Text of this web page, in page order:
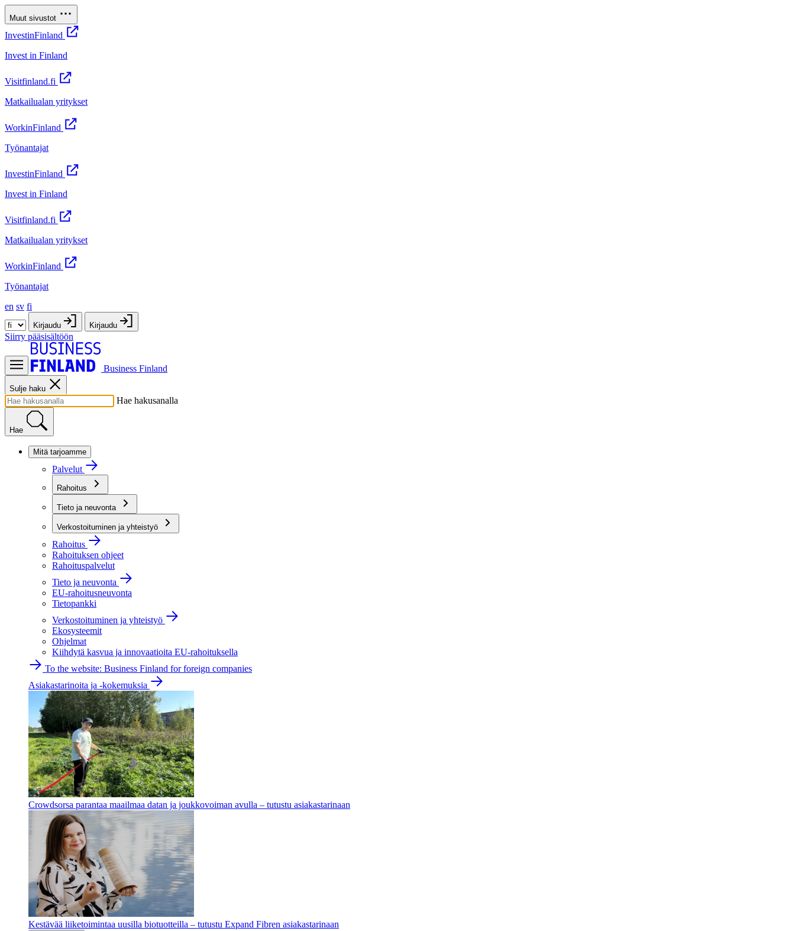
Muut sivustot
InvestinFinland
Invest in Finland
Visitfinland.fi
Matkailualan yritykset
WorkinFinland
Työnantajat
InvestinFinland
Invest in Finland
Visitfinland.fi
Matkailualan yritykset
WorkinFinland
Työnantajat
en sv fi
Kirjaudu Kirjaudu
Siirry pääsisältöön
Business Finland
Sulje haku
Hae hakusanalla
Hae
Mitä tarjoamme
Palvelut
Rahoitus
Tieto ja neuvonta
Verkostoituminen ja yhteistyö
Rahoitus
Rahoituksen ohjeet
Rahoituspalvelut
Tieto ja neuvonta
EU-rahoitusneuvonta
Tietopankki
Verkostoituminen ja yhteistyö
Ekosysteemit
Ohjelmat
Kiihdytä kasvua ja innovaatioita EU-rahoituksella
To the website: Business Finland for foreign companies
Asiakastarinoita ja -kokemuksia
Crowdsorsa parantaa maailmaa datan ja joukkovoiman avulla – tutustu asiakastarinaan
Kestävää liiketoimintaa uusilla biotuotteilla – tutustu Expand Fibren asiakastarinaan